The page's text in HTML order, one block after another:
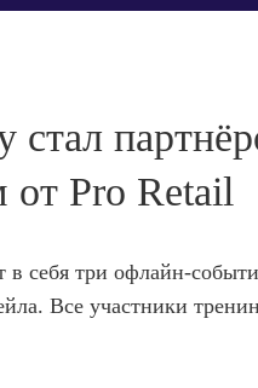
стал
от Pro Retail
в себя три офлайн-
Все участники